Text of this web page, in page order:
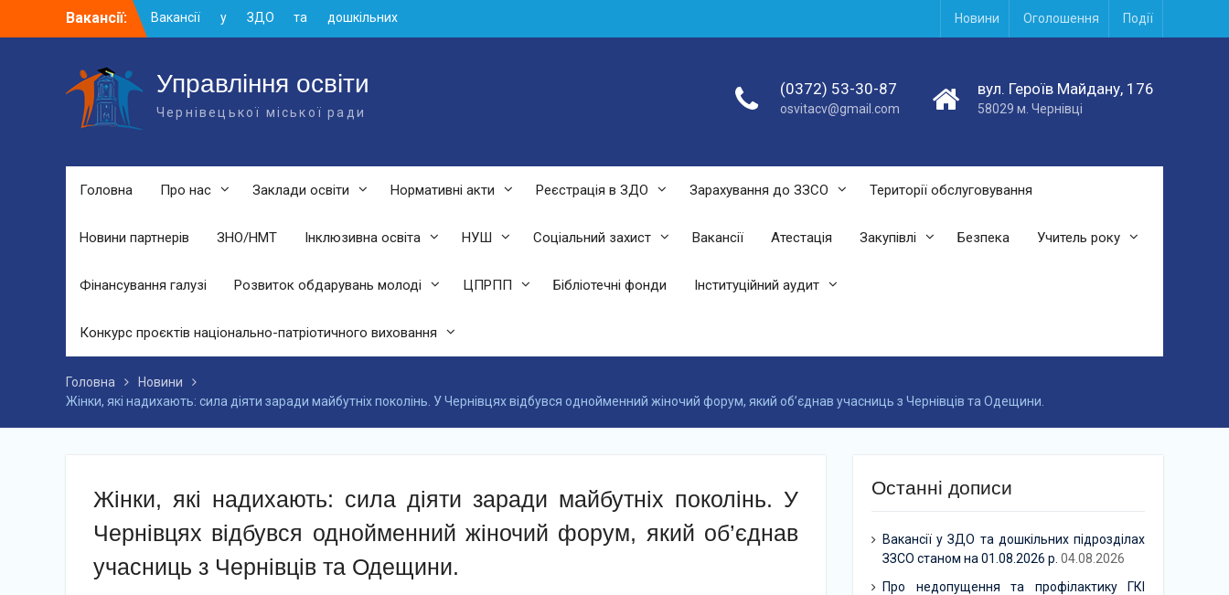
Вакансії:
Вакансії у ЗДО та дошкільних
підрозділах ЗЗСО станом на 01.08.2026
Вакансії ЗЗСО серпень 2026
Вакансії ЗЗСО червень 2026
Новини Оголошення Події
Управління освіти
Чернівецької міської ради
(0372) 53-30-87
osvitacv@gmail.com
вул. Героїв Майдану, 176
58029 м. Чернівці
Головна Про нас Заклади освіти Нормативні акти Реєстрація в ЗДО Зарахування до ЗЗСО Території обслуговування
Новини партнерів ЗНО/НМТ Інклюзивна освіта НУШ Соціальний захист Вакансії Атестація Закупівлі Безпека Учитель року
Фінансування галузі Розвиток обдарувань молоді ЦПРПП Бібліотечні фонди Інституційний аудит
Конкурс проєктів національно-патріотичного виховання
Головна
Новини
Жінки, які надихають: сила діяти заради майбутніх поколінь. У Чернівцях відбувся однойменний жіночий форум, який об’єднав учасниць з Чернівців та Одещини.
Жінки, які надихають: сила діяти заради майбутніх поколінь. У
Чернівцях відбувся однойменний жіночий форум, який об’єднав
учасниць з Чернівців та Одещини.
Останні дописи
Вакансії у ЗДО та дошкільних підрозділах
ЗЗСО станом на 01.08.2026 р. 04.08.2026
Про недопущення та профілактику ГКІ